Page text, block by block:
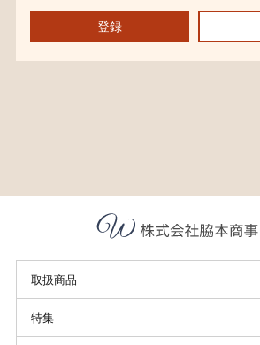
登録
取扱商品
特集